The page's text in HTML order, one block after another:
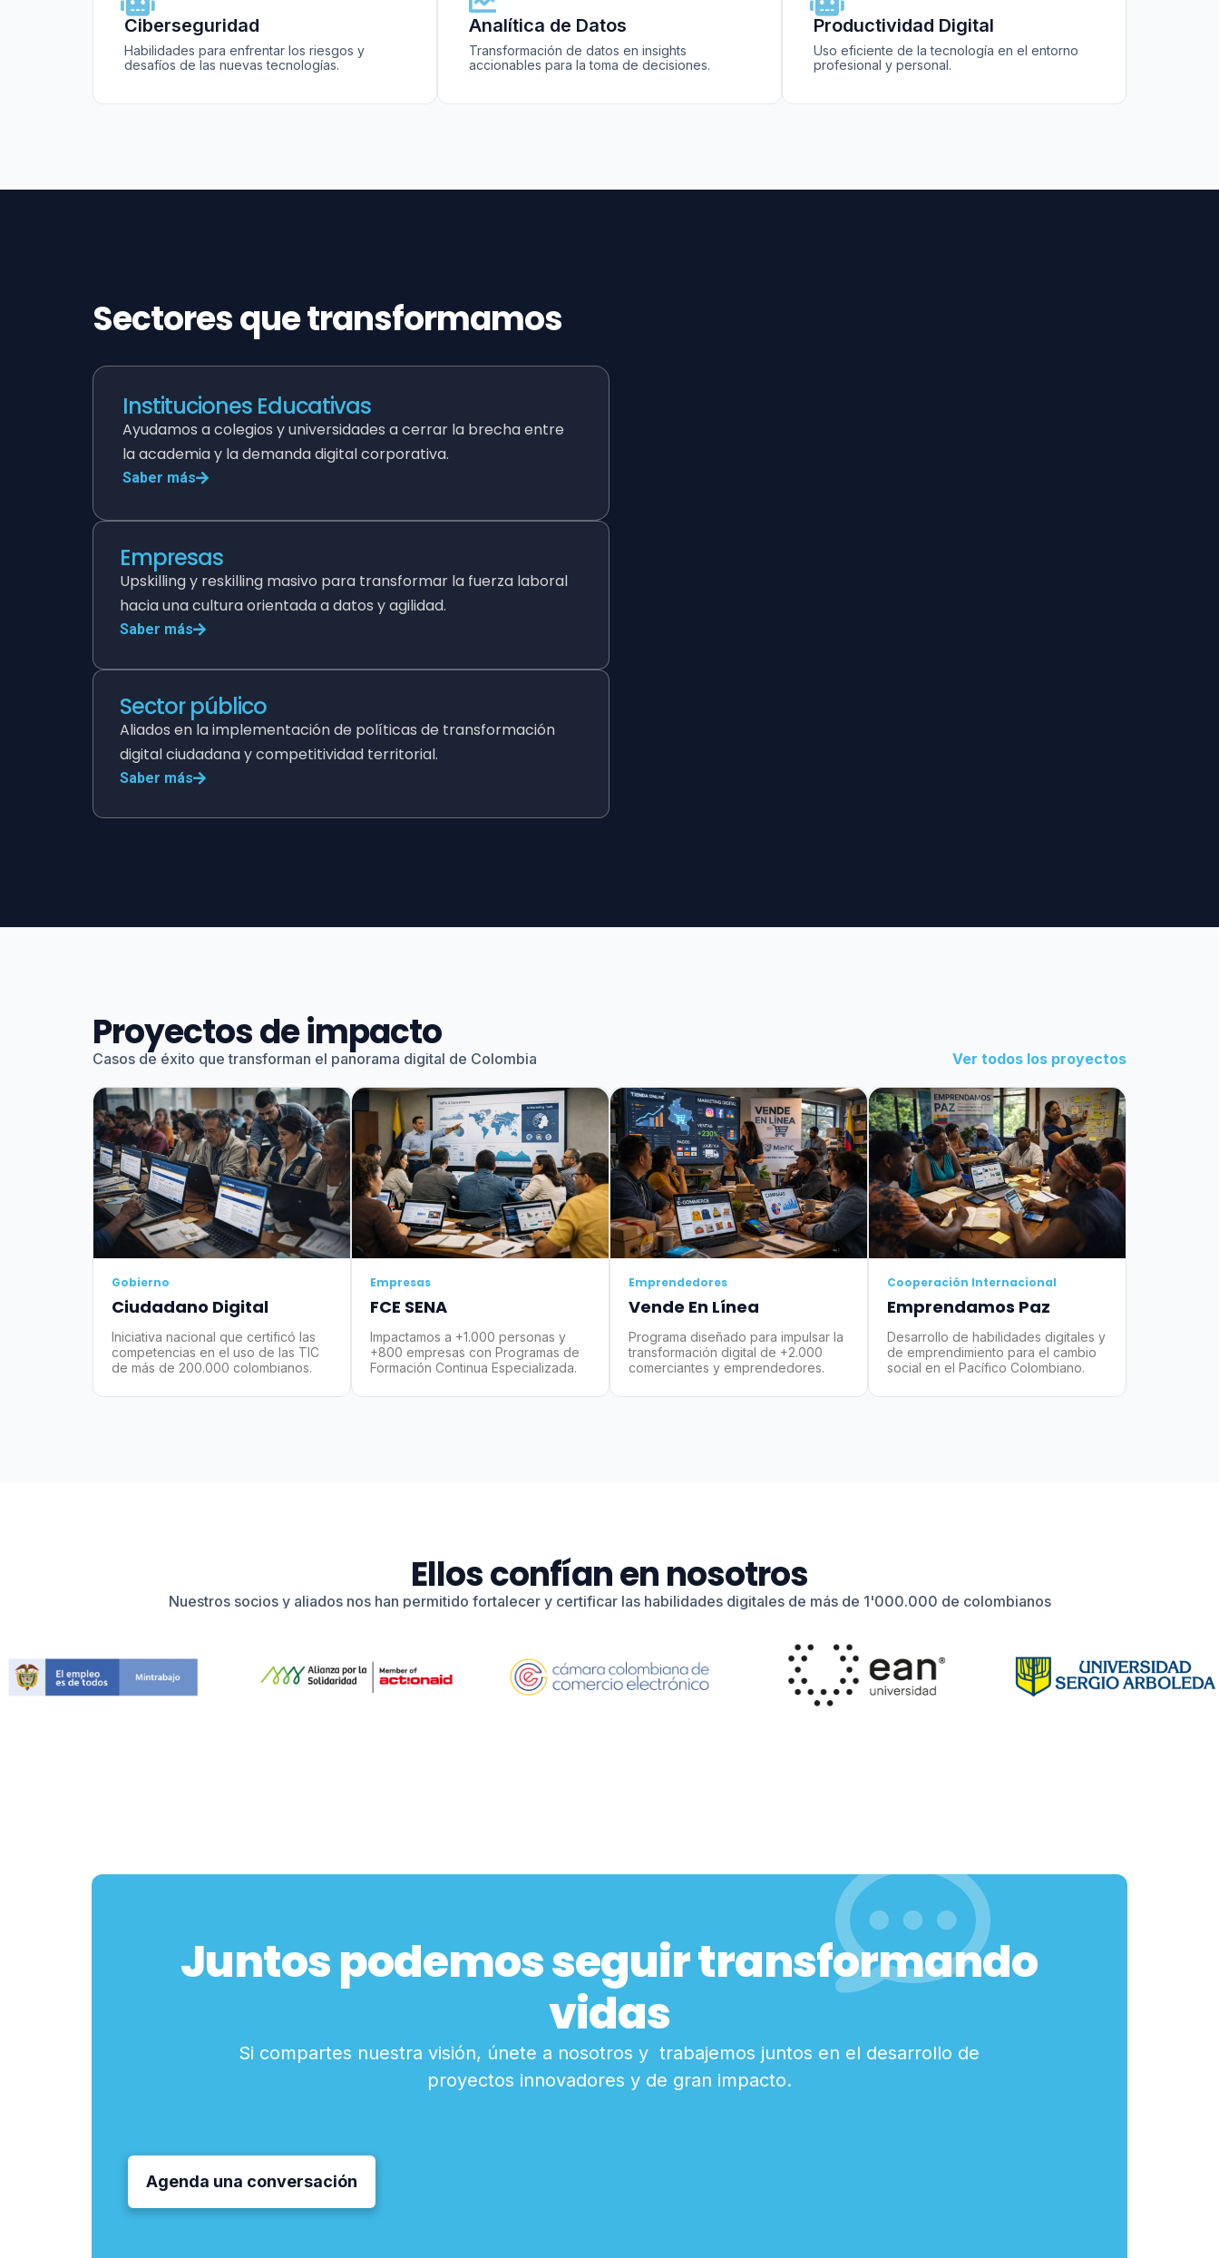
Ciberseguridad
Habilidades para enfrentar los riesgos y
desafíos de las nuevas tecnologías.
Analítica de Datos
Transformación de datos en insights
accionables para la toma de decisiones.
Productividad Digital
Uso eficiente de la tecnología en el entorno
profesional y personal.
Sectores que transformamos
Instituciones Educativas
Ayudamos a colegios y universidades a cerrar la brecha entre
la academia y la demanda digital corporativa.
Saber más
Empresas
Upskilling y reskilling masivo para transformar la fuerza laboral
hacia una cultura orientada a datos y agilidad.
Saber más
Sector público
Aliados en la implementación de políticas de transformación
digital ciudadana y competitividad territorial.
Saber más
Proyectos de impacto
Casos de éxito que transforman el panorama digital de Colombia Ver todos los proyectos
Gobierno
Ciudadano Digital
Iniciativa nacional que certificó las
competencias en el uso de las TIC
de más de 200.000 colombianos.
Empresas
FCE SENA
Impactamos a +1.000 personas y
+800 empresas con Programas de
Formación Continua Especializada.
Emprendedores
Vende En Línea
Programa diseñado para impulsar la
transformación digital de +2.000
comerciantes y emprendedores.
Cooperación Internacional
Emprendamos Paz
Desarrollo de habilidades digitales y
de emprendimiento para el cambio
social en el Pacífico Colombiano.
Ellos confían en nosotros
Nuestros socios y aliados nos han permitido fortalecer y certificar las habilidades digitales de más de 1'000.000 de colombianos
Juntos podemos seguir transformando
vidas
Si compartes nuestra visión, únete a nosotros y trabajemos juntos en el desarrollo de
proyectos innovadores y de gran impacto.
Agenda una conversación